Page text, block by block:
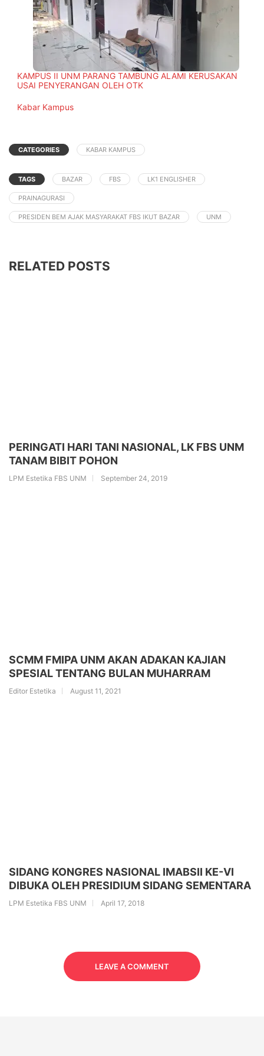
KAMPUS II UNM PARANG TAMBUNG ALAMI KERUSAKAN
USAI PENYERANGAN OLEH OTK
In relation to
Kabar Kampus
CATEGORIES KABAR KAMPUS
TAGS BAZAR FBS LK1 ENGLISHER
PRAINAGURASI
PRESIDEN BEM AJAK MASYARAKAT FBS IKUT BAZAR UNM
RELATED POSTS
PERINGATI HARI TANI NASIONAL, LK FBS UNM
TANAM BIBIT POHON
LPM Estetika FBS UNM September 24, 2019
SCMM FMIPA UNM AKAN ADAKAN KAJIAN
SPESIAL TENTANG BULAN MUHARRAM
Editor Estetika August 11, 2021
SIDANG KONGRES NASIONAL IMABSII KE-VI
DIBUKA OLEH PRESIDIUM SIDANG SEMENTARA
LPM Estetika FBS UNM April 17, 2018
LEAVE A COMMENT